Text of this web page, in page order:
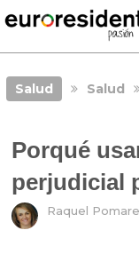
Salud Salud
Porqué
perjudicial
Raquel